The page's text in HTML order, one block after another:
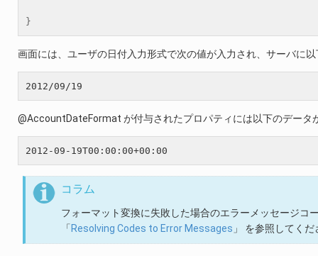
}
画面には、ユーザの日付入力形式で次の値が入力され、サーバに
@AccountDateFormat が付与されたプロパティには以下のデータ
コラム
フォーマット変換に失敗した場合のエラーメッセージコ
「 Resolving Codes to Error Messages 」 を参照してくだ